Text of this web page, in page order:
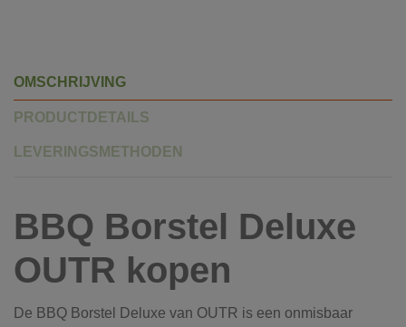
OMSCHRIJVING
PRODUCTDETAILS
LEVERINGSMETHODEN
BBQ Borstel Deluxe
OUTR kopen
De BBQ Borstel Deluxe van OUTR is een onmisbaar